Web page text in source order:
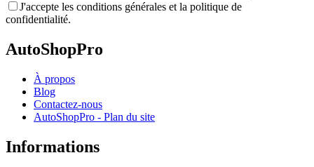
J'accepte les conditions générales et la politique de
confidentialité.
AutoShopPro
À propos
Blog
Contactez-nous
AutoShopPro - Plan du site
Informations